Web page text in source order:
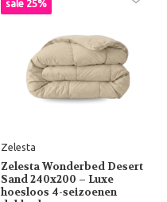
sale 25%
Zelesta
Zelesta Wonderbed Desert
Sand 240x200 – Luxe
hoesloos 4-seizoenen